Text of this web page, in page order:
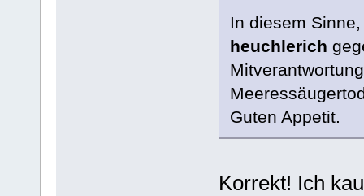
In diesem
heuchlerich
Guten Appetit.
Korrekt! Ich